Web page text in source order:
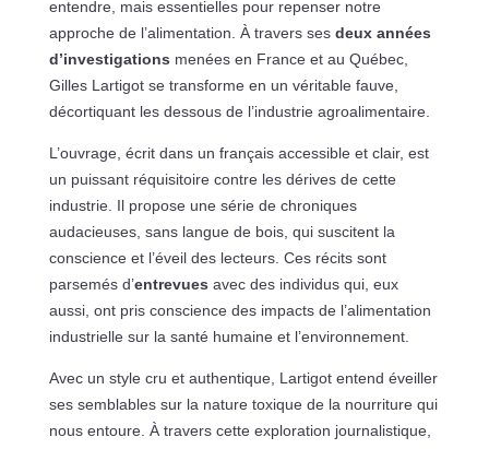
entendre, mais essentielles pour repenser notre
approche de l’alimentation. À travers ses deux années
d’investigations menées en France et au Québec,
Gilles Lartigot se transforme en un véritable fauve,
décortiquant les dessous de l’industrie agroalimentaire.
L’ouvrage, écrit dans un français accessible et clair, est
un puissant réquisitoire contre les dérives de cette
industrie. Il propose une série de chroniques
audacieuses, sans langue de bois, qui suscitent la
conscience et l’éveil des lecteurs. Ces récits sont
parsemés d’entrevues avec des individus qui, eux
aussi, ont pris conscience des impacts de l’alimentation
industrielle sur la santé humaine et l’environnement.
Avec un style cru et authentique, Lartigot entend éveiller
ses semblables sur la nature toxique de la nourriture qui
nous entoure. À travers cette exploration journalistique,